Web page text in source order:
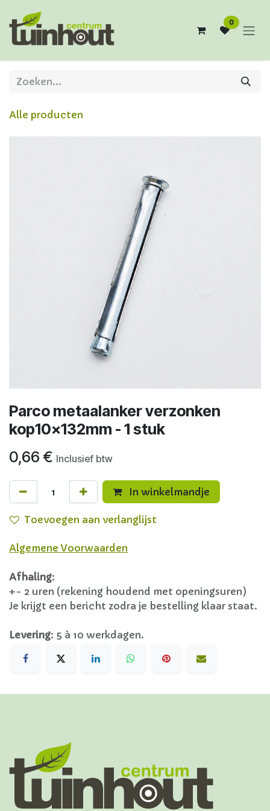
0
Alle producten
Parco metaalanker verzonken
kop10x132mm - 1 stuk
0,66 € Inclusief btw
In winkelmandje
Toevoegen aan verlanglijst
Algemene Voorwaarden
Afhaling:
+- 2 uren (rekening houdend met openingsuren)
Je krijgt een bericht zodra je bestelling klaar staat.
Levering: 5 à 10 werkdagen.